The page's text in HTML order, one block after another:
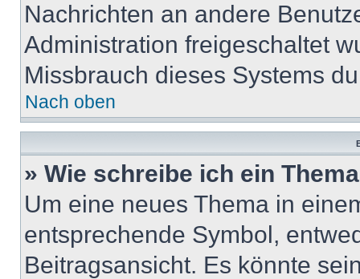
Nachrichten an andere
Administration freigeschaltet
Missbrauch dieses Systems
Nach oben
» Wie schreibe ich ein
Um eine neues Thema in
entsprechende Symbol,
Beitragsansicht. Es könnte